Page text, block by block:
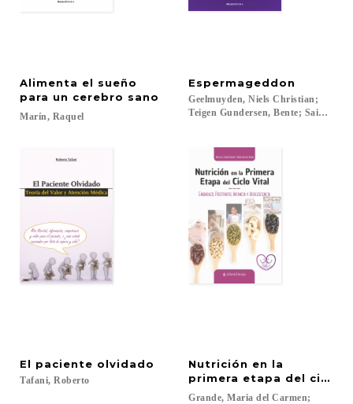
Alimenta el sueño
para un cerebro sano
Marín, Raquel
Espermageddon
Geelmuyden, Niels Christian;
Teigen Gundersen, Bente; Sainz
El paciente olvidado
Tafani, Roberto
Nutrición en la
primera etapa del ciclo
Grande, Maria del Carmen;